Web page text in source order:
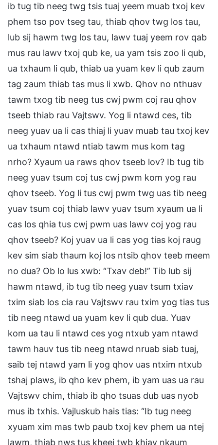
ib tug tib neeg twg tsis tuaj yeem muab txoj kev
phem tso pov tseg tau, thiab qhov twg los tau,
lub sij hawm twg los tau, lawv tuaj yeem rov qab
mus rau lawv txoj qub ke, ua yam tsis zoo li qub,
ua txhaum li qub, thiab ua yuam kev li qub zaum
tag zaum thiab tas mus li xwb. Qhov no nthuav
tawm txog tib neeg tus cwj pwm coj rau qhov
tseeb thiab rau Vajtswv. Yog li ntawd ces, tib
neeg yuav ua li cas thiaj li yuav muab tau txoj kev
ua txhaum ntawd ntiab tawm mus kom tag
nrho? Xyaum ua raws qhov tseeb lov? Ib tug tib
neeg yuav tsum coj tus cwj pwm kom yog rau
qhov tseeb. Yog li tus cwj pwm twg uas tib neeg
yuav tsum coj thiab lawv yuav tsum xyaum ua li
cas los qhia tus cwj pwm uas lawv coj yog rau
qhov tseeb? Koj yuav ua li cas yog tias koj raug
kev sim siab thaum koj los ntsib qhov teeb meem
no dua? Ob lo lus xwb: “Txav deb!” Tib lub sij
hawm ntawd, ib tug tib neeg yuav tsum txiav
txim siab los cia rau Vajtswv rau txim yog tias tus
tib neeg ntawd ua yuam kev li qub dua. Yuav
kom ua tau li ntawd ces yog ntxub yam ntawd
tawm hauv tus tib neeg ntawd nruab siab tuaj,
saib tej ntawd yam li yog qhov uas ntxim ntxub
tshaj plaws, ib qho kev phem, ib yam uas ua rau
Vajtswv chim, thiab ib qho tsuas dub uas nyob
mus ib txhis. Vajluskub hais tias: “Ib tug neeg
xyuam xim mas twb paub txoj kev phem ua ntej
lawm, thiab nws tus kheej twb khiav nkaum